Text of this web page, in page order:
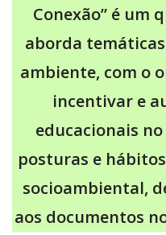
Conexão” é um
aborda
ambiente, com o
incentivar e
educacionais
posturas e
socioambiental,
aos documentos